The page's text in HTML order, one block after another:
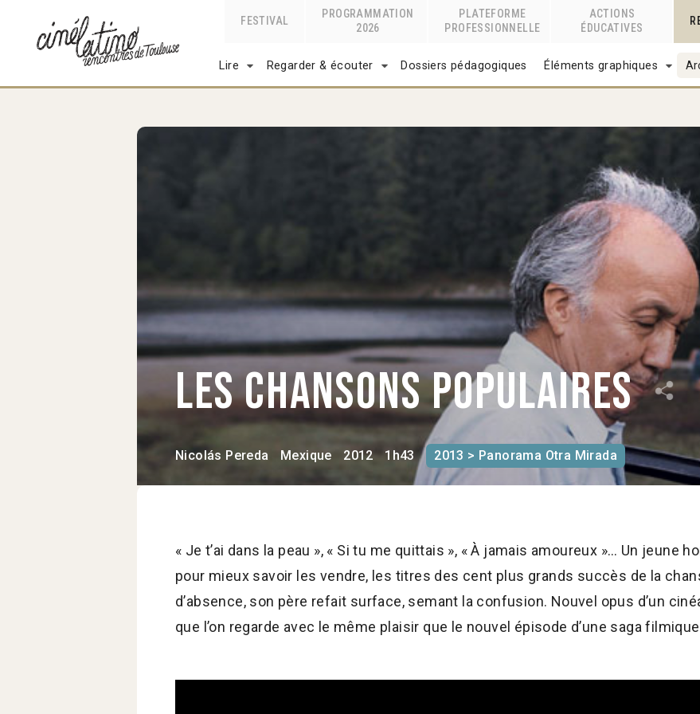
FESTIVAL
PROGRAMMATION
2026
PLATEFORME
PROFESSIONNELLE
ACTIONS
ÉDUCATIVES
Lire Regarder & écouter Dossiers pédagogiques Éléments graphiques
Les Chansons populaires
Nicolás Pereda Mexique 2012 1h43 2013 > Panorama Otra Mirada
« Je t’ai dans la peau », « Si tu me quittais », « À jamais amoureux »… Un jeune
pour mieux savoir les vendre, les titres des cent plus grands succès de la
d’absence, son père refait surface, semant la confusion. Nouvel opus d’un
que l’on regarde avec le même plaisir que le nouvel épisode d’une saga